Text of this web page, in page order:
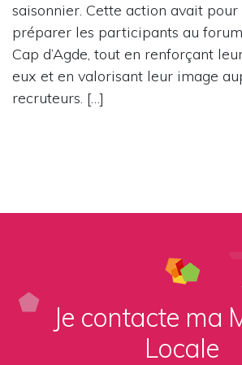
saisonnier. Cette action avait
préparer les participants au
Cap d’Agde, tout en renforçant
eux et en valorisant leur image
recruteurs. […]
Je contacte ma
Locale